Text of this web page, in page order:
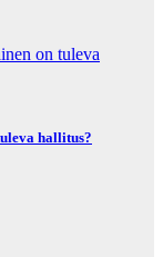
hallitus?